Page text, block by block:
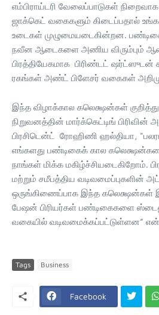
எம்பிராய்டரி வேலைப்பாடுகள்
ஜாக்கெட் வகைகளும் கிடைப்பதால்
உடைகள் முழுமையடைகின்றன.
நவீன ஆடைகளை அணிய விரும்பும்
பிரத்தியேகமாக பிரிண்டட் ஷர்ட்ஸுடன்
ரகங்கள் அண்ட் பிளேசர் வகைகள்
இந்த விழாக்கால கலெக்ஷன்கள்
நிறுவனத்தின் மார்க்கெட்டிங்
பிரசிடென்ட் ரோஹிணி ஹல்தியா,
எங்களது பண்டிகைக் கால கலெக்ஷன்களை
நாங்கள் மிக்க
மற்றும் சமீபத்திய வடிவமைப்புகளின்
ஒருங்கிணைப்பாக இந்த கலெக்ஷன்கள்
பேஷன் பிரியர்கள் பண்டிகைகளை
வகையில் வடிவமைக்கப்பட்டுள்ளன”
Tags Business
Facebook